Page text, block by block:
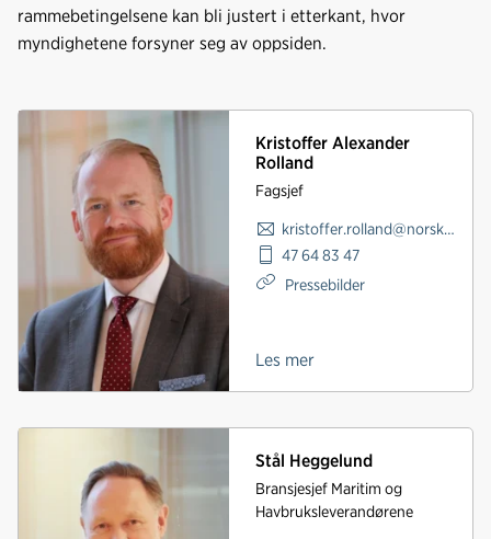
rammebetingelsene kan bli justert i etterkant, hvor
myndighetene forsyner seg av oppsiden.
Kristoffer Alexander
Rolland
Fagsjef
kristoffer.rolland@norskindustri.no
47 64 83 47
Pressebilder
Les mer
Stål Heggelund
Bransjesjef Maritim og
Havbruksleverandørene